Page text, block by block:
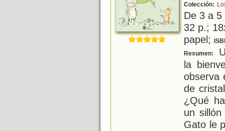
Colección:
De 3 a
32 p.;
papel;
Resumen:
la
observa
de
¿Qué
un
Gato le